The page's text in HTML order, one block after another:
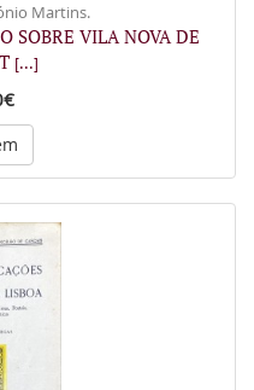
Martins.
SOBRE VILA NOVA DE
[...]